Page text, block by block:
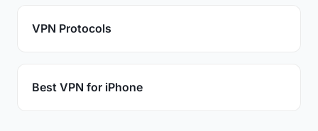
VPN Protocols
Best VPN for iPhone